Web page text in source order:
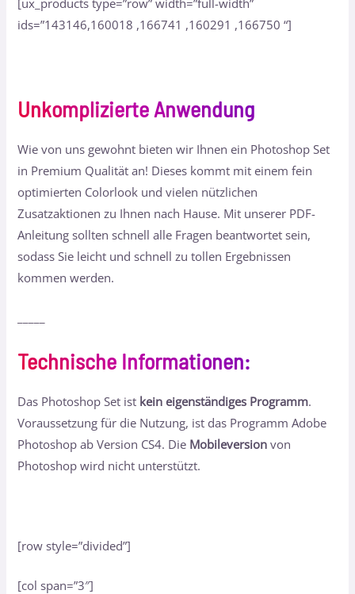
[ux_products type=”row” width=”full-width”
ids=”143146,160018 ,166741 ,160291 ,166750 “]
Unkomplizierte Anwendung
Wie von uns gewohnt bieten wir Ihnen ein Photoshop Set
in Premium Qualität an! Dieses kommt mit einem fein
optimierten Colorlook und vielen nützlichen
Zusatzaktionen zu Ihnen nach Hause. Mit unserer PDF-
Anleitung sollten schnell alle Fragen beantwortet sein,
sodass Sie leicht und schnell zu tollen Ergebnissen
kommen werden.
Technische Informationen:
Das Photoshop Set ist kein eigenständiges Programm.
Voraussetzung für die Nutzung, ist das Programm Adobe
Photoshop ab Version CS4. Die Mobileversion von
Photoshop wird nicht unterstützt.
[row style=”divided”]
[col span=”3″]